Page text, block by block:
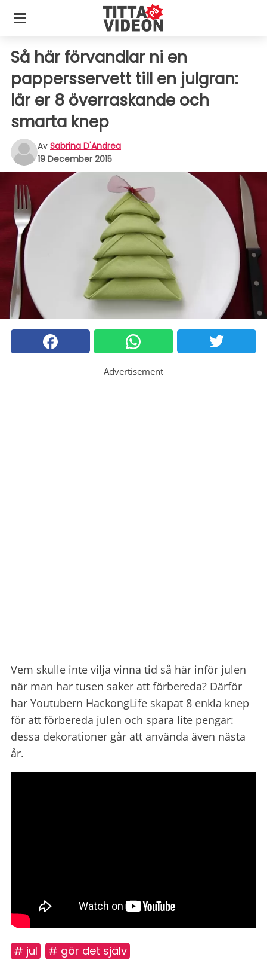
Så här förvandlar ni en
pappersservett till en julgran:
lär er 8 överraskande och
smarta knep
Av Sabrina D'Andrea
19 December 2015
Advertisement
Vem skulle inte vilja vinna tid så här inför julen
när man har tusen saker att förbereda? Därför
har Youtubern HackongLife skapat 8 enkla knep
för att förbereda julen och spara lite pengar:
dessa dekorationer går att använda även nästa
år.
# jul # gör det själv